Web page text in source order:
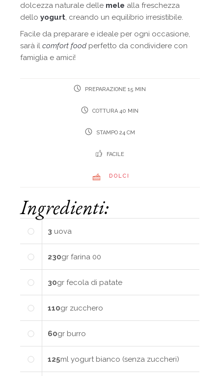
dolcezza naturale delle mele alla freschezza
delloyogurt, creando un equilibrio irresistibile.
Facile da preparare e ideale per ogni occasione,
sarà ilcomfort food perfetto da condividere con
famiglia e amici!
PREPARAZIONE 15 MIN
COTTURA 40 MIN
STAMPO 24 CM
FACILE
DOLCI
Ingredienti:
3 uova
230gr farina 00
30gr fecola di patate
110gr zucchero
60gr burro
125ml yogurt bianco (senza zuccheri)